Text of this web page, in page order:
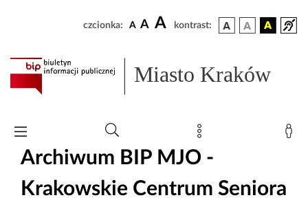
czcionka: A A A kontrast:
Miasto Kraków
Archiwum BIP MJO -
Krakowskie Centrum Seniora